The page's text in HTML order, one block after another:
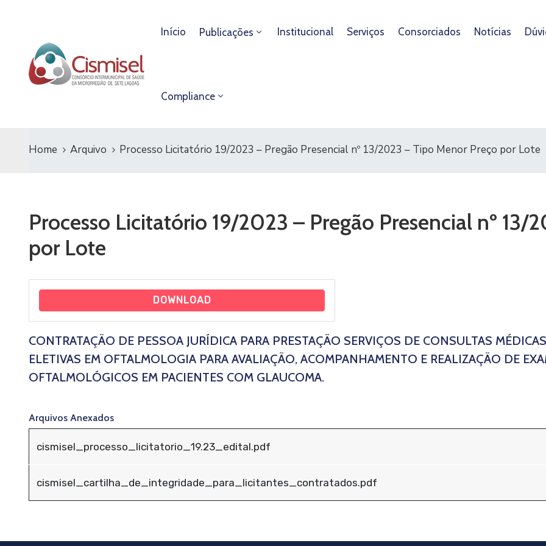
Início Publicações Institucional Serviços Consorciados Notícias
Compliance
Home Arquivo Processo Licitatório 19/2023 – Pregão Presencial nº 13/2023 – Tipo Menor Preço por Lote
Processo Licitatório 19/2023 – Pregão Presencial nº 13/
por Lote
DOWNLOAD
CONTRATAÇÃO DE PESSOA JURÍDICA PARA PRESTAÇÃO SERVIÇOS DE CONSULTAS MÉDICAS
ELETIVAS EM OFTALMOLOGIA PARA AVALIAÇÃO, ACOMPANHAMENTO E REALIZAÇÃO DE
OFTALMOLÓGICOS EM PACIENTES COM GLAUCOMA.
Arquivos Anexados
cismisel_processo_licitatorio_19.23_edital.pdf
cismisel_cartilha_de_integridade_para_licitantes_contratados.pdf